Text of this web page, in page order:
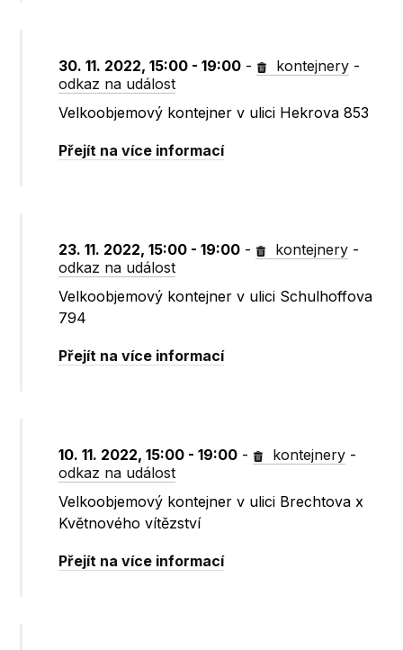
30. 11. 2022, 15:00 - 19:00 - kontejnery -
odkaz na událost
Velkoobjemový kontejner v ulici Hekrova 853
Přejít na více informací
23. 11. 2022, 15:00 - 19:00 - kontejnery -
odkaz na událost
Velkoobjemový kontejner v ulici Schulhoffova
794
Přejít na více informací
10. 11. 2022, 15:00 - 19:00 - kontejnery -
odkaz na událost
Velkoobjemový kontejner v ulici Brechtova x
Květnového vítězství
Přejít na více informací